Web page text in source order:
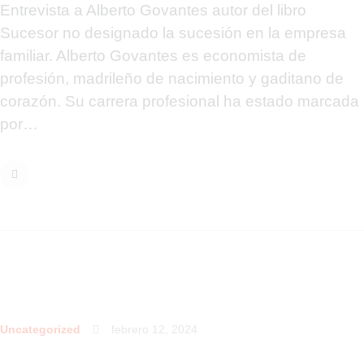
Entrevista a Alberto Govantes autor del libro
Sucesor no designado la sucesión en la empresa
familiar. Alberto Govantes es economista de
profesión, madrileño de nacimiento y gaditano de
corazón. Su carrera profesional ha estado marcada
por…
Uncategorized febrero 12, 2024